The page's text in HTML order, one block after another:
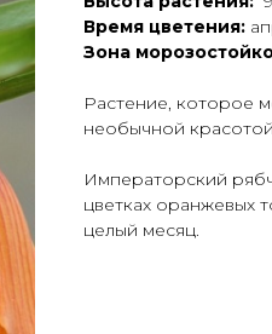
Время цветения:
Зона
Растение, которое
необычной
Императорский
цветках оранжевых
целый месяц.